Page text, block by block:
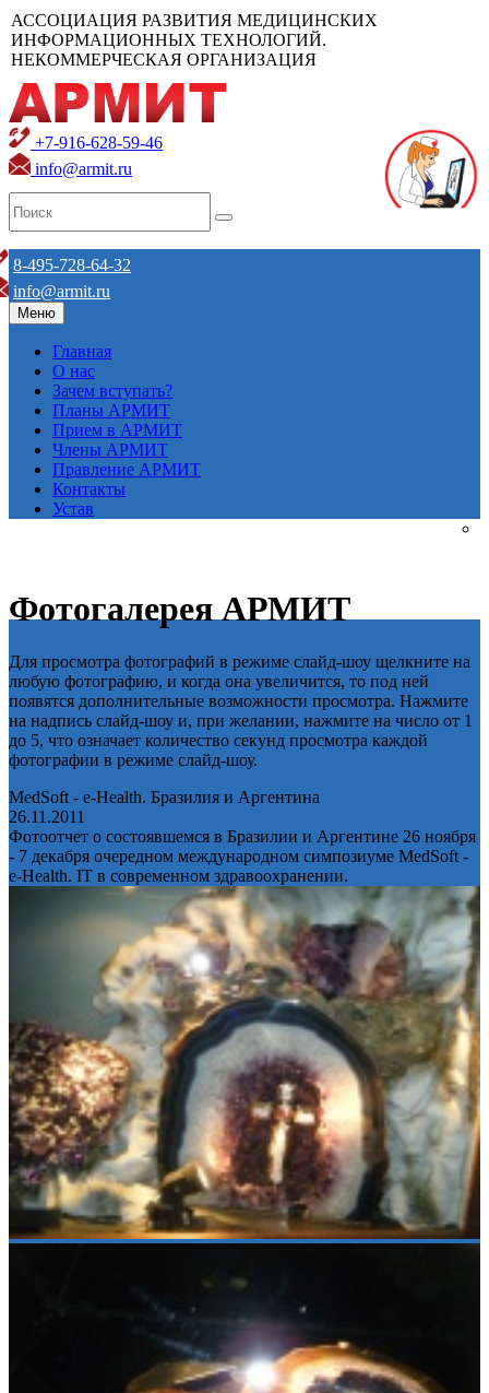
АССОЦИАЦИЯ РАЗВИТИЯ МЕДИЦИНСКИХ
ИНФОРМАЦИОННЫХ ТЕХНОЛОГИЙ.
НЕКОММЕРЧЕСКАЯ ОРГАНИЗАЦИЯ
+7-916-628-59-46
info@armit.ru
8-495-728-64-32
info@armit.ru
Меню
Главная
О нас
Зачем вступать?
Планы АРМИТ
Прием в АРМИТ
Члены АРМИТ
Правление АРМИТ
Контакты
Устав
Фотогалерея АРМИТ
Для просмотра фотографий в режиме слайд-шоу щелкните на
любую фотографию, и когда она увеличится, то под ней
появятся дополнительные возможности просмотра. Нажмите
на надпись слайд-шоу и, при желании, нажмите на число от 1
до 5, что означает количество секунд просмотра каждой
фотографии в режиме слайд-шоу.
MedSoft - e-Health. Бразилия и Аргентина
26.11.2011
Фотоотчет о состоявшемся в Бразилии и Аргентине 26 ноября
- 7 декабря очередном международном симпозиуме MedSoft -
e-Health. IT в современном здравоохранении.